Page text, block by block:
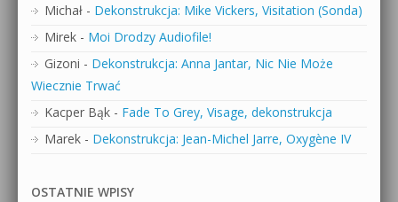
Michał - Dekonstrukcja: Mike Vickers, Visitation (Sonda)
Mirek - Moi Drodzy Audiofile!
Gizoni - Dekonstrukcja: Anna Jantar, Nic Nie Może
Wiecznie Trwać
Kacper Bąk - Fade To Grey, Visage, dekonstrukcja
Marek - Dekonstrukcja: Jean-Michel Jarre, Oxygène IV
OSTATNIE WPISY